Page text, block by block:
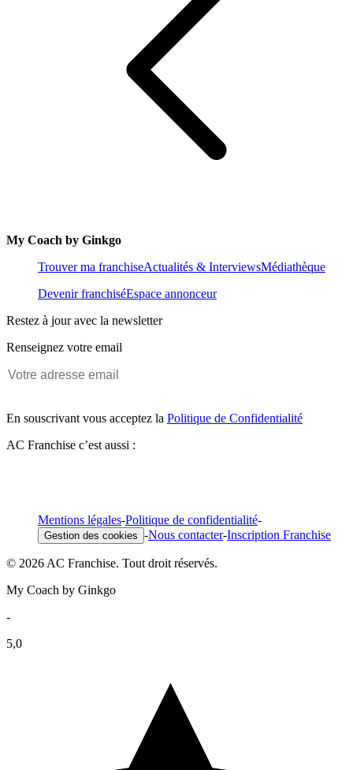
My Coach by Ginkgo
Trouver ma franchiseActualités & InterviewsMédiathèque
Devenir franchiséEspace annonceur
Restez à jour avec la newsletter
Renseignez votre email
En souscrivant vous acceptez la Politique de Confidentialité
AC Franchise c’est aussi :
Mentions légales-Politique de confidentialité-
Gestion des cookies -Nous contacter-Inscription Franchise
© 2026 AC Franchise. Tout droit réservés.
My Coach by Ginkgo
-
5,0